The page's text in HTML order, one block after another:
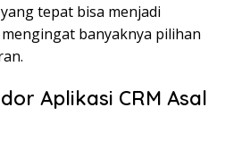
tepat bisa menjadi
banyaknya pilihan
Aplikasi CRM Asal